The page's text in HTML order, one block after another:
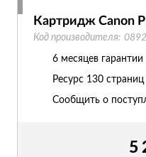
5
Картридж Canon
Код производителя:
6 месяцев гарантии
Ресурс 130 страниц
Сообщить о